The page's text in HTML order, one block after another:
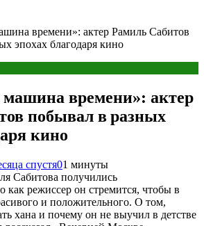
времени»: актер Рамиль Сабитов
эпохах благодаря кино
времени»: актер
побывал в разных
кино
спустя01 минуты
Сабитова получились
как режиссер он стремится, чтобы в
и положительного. О том,
хана и почему он не выучил в детстве